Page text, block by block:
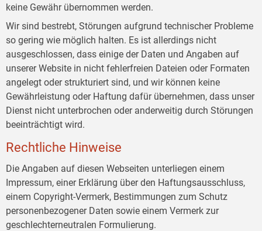
keine Gewähr übernommen werden.
Wir sind bestrebt, Störungen aufgrund technischer Probleme
so gering wie möglich halten. Es ist allerdings nicht
ausgeschlossen, dass einige der Daten und Angaben auf
unserer Website in nicht fehlerfreien Dateien oder Formaten
angelegt oder strukturiert sind, und wir können keine
Gewährleistung oder Haftung dafür übernehmen, dass unser
Dienst nicht unterbrochen oder anderweitig durch Störungen
beeinträchtigt wird.
Rechtliche Hinweise
Die Angaben auf diesen Webseiten unterliegen einem
Impressum, einer Erklärung über den Haftungsausschluss,
einem Copyright-Vermerk, Bestimmungen zum Schutz
personenbezogener Daten sowie einem Vermerk zur
geschlechterneutralen Formulierung.